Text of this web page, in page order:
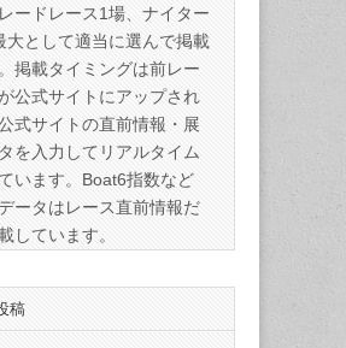
ードレース1場、ナイター
大として適当に選んで掲載
掲載タイミングは前レー
公式サイトにアップされ
式サイトの直前情報・展
を入力してリアルタイム
います。Boat6指数など
ータはレース直前情報だ
しています。
稿